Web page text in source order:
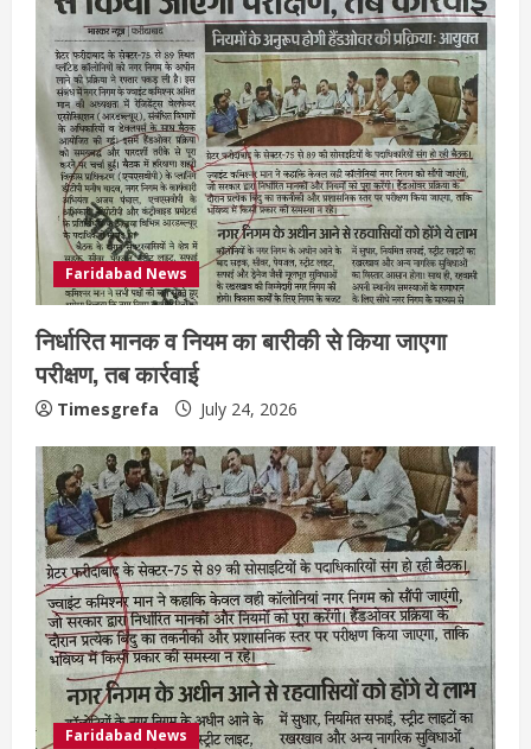
Faridabad News
निर्धारित मानक व नियम का बारीकी से किया जाएगा
परीक्षण, तब कार्रवाई
Timesgrefa July 24, 2026
Faridabad News